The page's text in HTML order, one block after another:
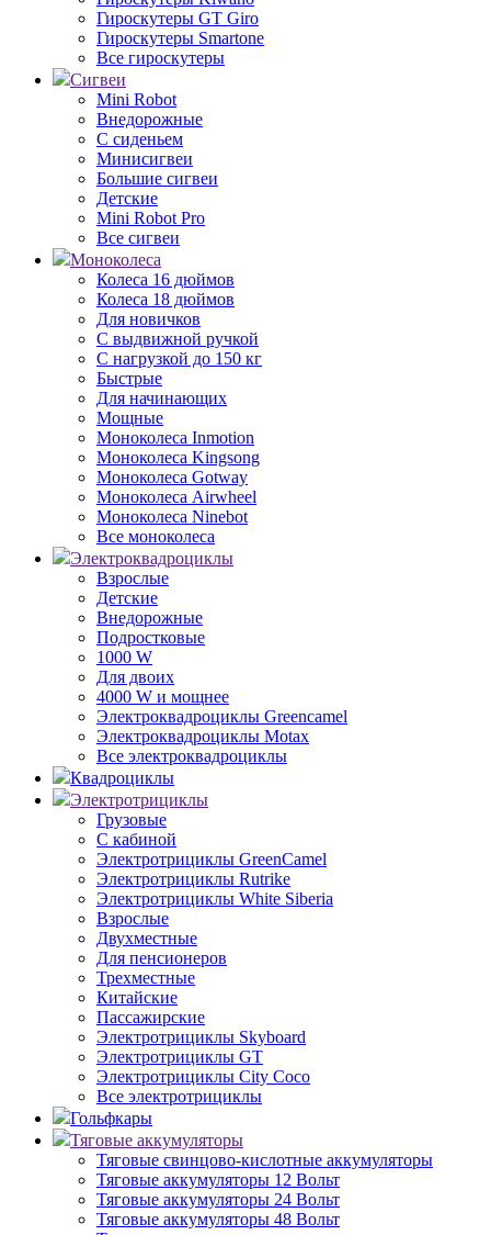
Гироскутеры GT Giro
Гироскутеры Smartone
Все гироскутеры
Сигвеи
Mini Robot
Внедорожные
С сиденьем
Минисигвеи
Большие сигвеи
Детские
Mini Robot Pro
Все сигвеи
Моноколеса
Колеса 16 дюймов
Колеса 18 дюймов
Для новичков
С выдвижной ручкой
С нагрузкой до 150 кг
Быстрые
Для начинающих
Мощные
Моноколеса Inmotion
Моноколеса Kingsong
Моноколеса Gotway
Моноколеса Airwheel
Моноколеса Ninebot
Все моноколеса
Электроквадроциклы
Взрослые
Детские
Внедорожные
Подростковые
1000 W
Для двоих
4000 W и мощнее
Электроквадроциклы Greencamel
Электроквадроциклы Motax
Все электроквадроциклы
Квадроциклы
Электротрициклы
Грузовые
С кабиной
Электротрициклы GreenCamel
Электротрициклы Rutrike
Электротрициклы White Siberia
Взрослые
Двухместные
Для пенсионеров
Трехместные
Китайские
Пассажирские
Электротрициклы Skyboard
Электротрициклы GT
Электротрициклы City Coco
Все электротрициклы
Гольфкары
Тяговые аккумуляторы
Тяговые свинцово-кислотные аккумуляторы
Тяговые аккумуляторы 12 Вольт
Тяговые аккумуляторы 24 Вольт
Тяговые аккумуляторы 48 Вольт